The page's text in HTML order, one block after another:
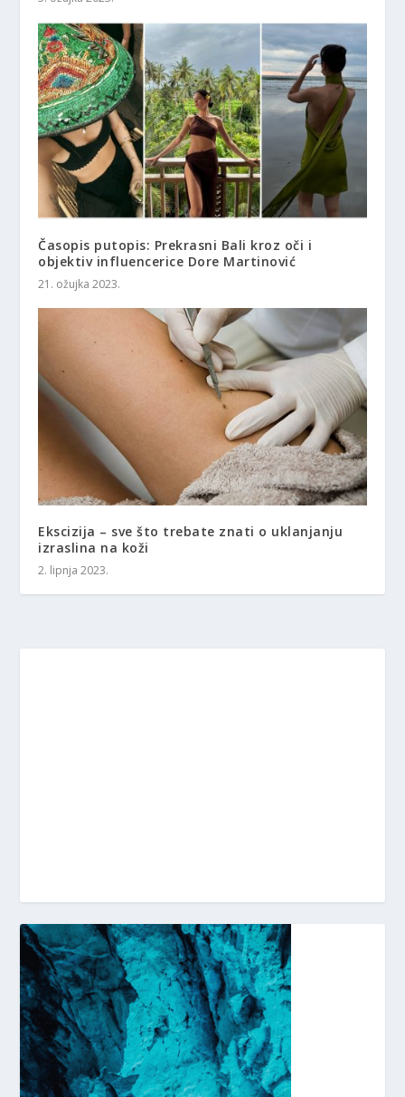
Časopis putopis: Prekrasni Bali kroz oči i
objektiv influencerice Dore Martinović
21. ožujka 2023.
Ekscizija – sve što trebate znati o uklanjanju
izraslina na koži
2. lipnja 2023.